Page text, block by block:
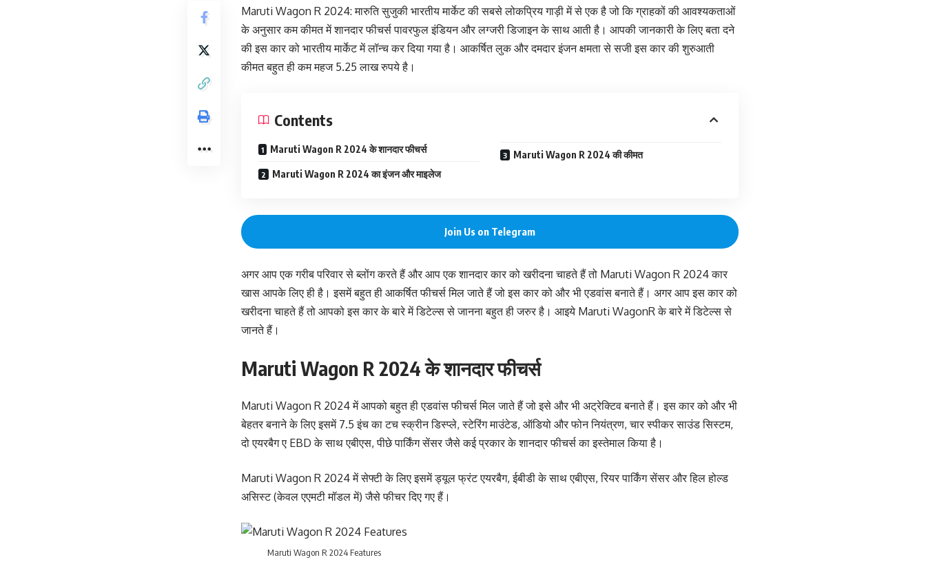
Maruti Wagon R 2024: मारुति सुजुकी भारतीय मार्केट की सबसे लोकप्रिय गाड़ी में से एक है जो कि ग्राहकों की आवश्यकताओं
के अनुसार कम कीमत में शानदार फीचर्स पावरफुल इंडियन और लग्जरी डिजाइन के साथ आती है। आपकी जानकारी के लिए बता दने
की इस कार को भारतीय मार्केट में लॉन्च कर दिया गया है। आकर्षित लुक और दमदार इंजन क्षमता से सजी इस कार की शुरुआती
कीमत बहुत ही कम महज 5.25 लाख रुपये है।
Contents
Maruti Wagon R 2024 के शानदार फीचर्स
Maruti Wagon R 2024 का इंजन और माइलेज
Maruti Wagon R 2024 की कीमत
Join Us on Telegram
अगर आप एक गरीब परिवार से ब्लोंग करते हैं और आप एक शानदार कार को खरीदना चाहते हैं तो Maruti Wagon R 2024 कार
खास आपके लिए ही है। इसमें बहुत ही आकर्षित फीचर्स मिल जाते हैं जो इस कार को और भी एडवांस बनाते हैं। अगर आप इस कार को
खरीदना चाहते हैं तो आपको इस कार के बारे में डिटेल्स से जानना बहुत ही जरुर है। आइये Maruti WagonR के बारे में डिटेल्स से
जानते हैं।
Maruti Wagon R 2024 के शानदार फीचर्स
Maruti Wagon R 2024 में आपको बहुत ही एडवांस फीचर्स मिल जाते हैं जो इसे और भी अट्रेक्टिव बनाते हैं। इस कार को और भी
बेहतर बनाने के लिए इसमें 7.5 इंच का टच स्क्रीन डिस्प्ले, स्टेरिंग माउंटेड, ऑडियो और फोन नियंत्रण, चार स्पीकर साउंड सिस्टम,
दो एयरबैग ए EBD के साथ एबीएस, पीछे पार्किंग सेंसर जैसे कई प्रकार के शानदार फीचर्स का इस्तेमाल किया है।
Maruti Wagon R 2024 में सेफ्टी के लिए इसमें ड्यूल फ्रंट एयरबैग, ईबीडी के साथ एबीएस, रियर पार्किंग सेंसर और हिल होल्ड
असिस्ट (केवल एएमटी मॉडल में) जैसे फीचर दिए गए हैं।
Maruti Wagon R 2024 Features